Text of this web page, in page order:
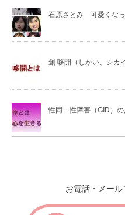
石原さとみ 可愛くな
創 哆開（しかい、シカ
性同一性障害（GID）の
お電話・メー